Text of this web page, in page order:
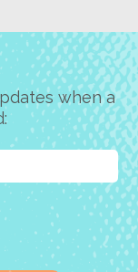
when a